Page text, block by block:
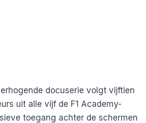
docuserie volgt vijftien
uit alle vijf de F1 Academy-
toegang achter de schermen